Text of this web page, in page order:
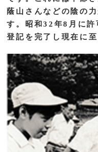
蔭山さんなどの陰の
す。昭和32年8月に
登記を完了し現在に至